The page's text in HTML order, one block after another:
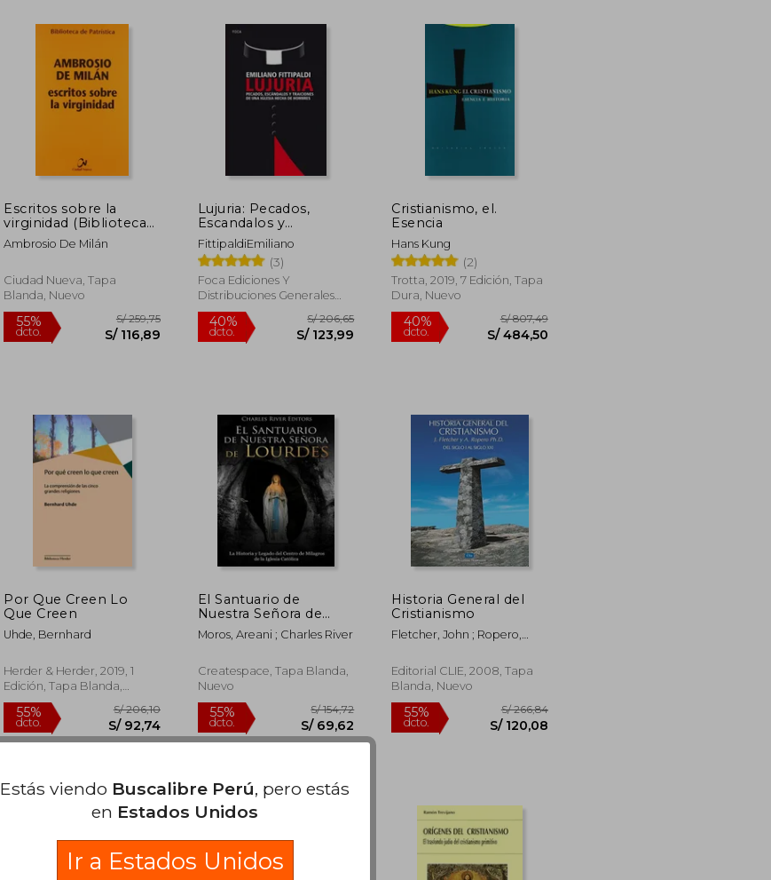
dcto.
30%
dcto.
Escritos sobre la
virginidad (Biblioteca
de Patrística)
Ambrosio De Milán
Ciudad Nueva, Tapa
Blanda, Nuevo
55%
dcto.
S/ 259,75
S/ 116,89
Lujuria: Pecados,
Escandalos y
Traiciones de una
Iglesia Hecha de
Hombres
FittipaldiEmiliano
(3)
Foca Ediciones Y
Distribuciones Generales
S.L., 2017, 1 Edición, Tapa
Blanda, Nuevo
40%
dcto. S/ 123,99
Cristianismo, el.
Esencia
Hans Kung
(2)
Trotta, 2019, 7 Edición, Tapa
Dura, Nuevo
dcto.
Por Que Creen Lo
Que Creen
Uhde, Bernhard
Herder & Herder, 2019, 1
Edición, Tapa Blanda,
Nuevo
El Santuario de
Nuestra Señora de
Lourdes: La Historia y
Legado del Centro de
Católica
Moros, Areani ; Charles River
Createspace, Tapa Blanda,
Nuevo
Historia General del
Cristianismo
Fletcher, John ; Ropero,
Editorial CLIE, 2008, Tapa
Blanda, Nuevo
Estás viendo Buscalibre Perú, pero estás
en Estados Unidos
Ir a Estados Unidos